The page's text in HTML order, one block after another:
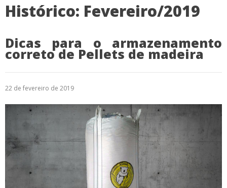
Histórico: Fevereiro/2019
Dicas para o armazenamento
correto de Pellets de madeira
22 de fevereiro de 2019
Sobre nós
Atendimento
Blog
Denúncias
Relatório Transparência